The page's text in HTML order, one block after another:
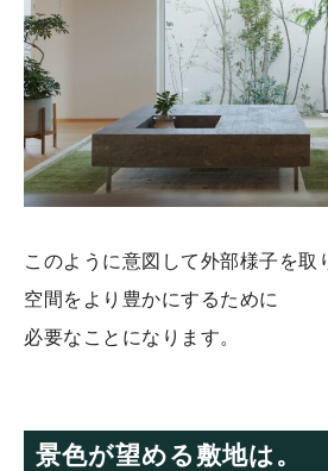
このように意図して外部様子を取
空間をより豊かにするために
必要なことになります。
景色が望める敷地は。